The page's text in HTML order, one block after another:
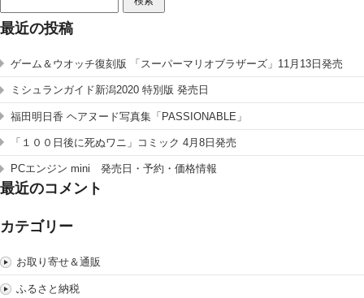
索:
最近の投稿
ゲーム＆ウオッチ復刻版 「スーパーマリオブラザーズ」11月13日発売
ミシュランガイド新潟2020 特別版 発売日
福田明日香 ヘアヌード写真集「PASSIONABLE」
「１００日後に死ぬワニ」コミック 4月8日発売
PCエンジン mini 発売日・予約・価格情報
最近のコメント
カテゴリー
お取り寄せ＆通販
ふるさと納税